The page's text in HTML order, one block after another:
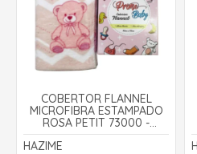
COBERTOR FLANNEL
MICROFIBRA ESTAMPADO
ROSA PETIT 73000 -
HAZIME
HAZIME